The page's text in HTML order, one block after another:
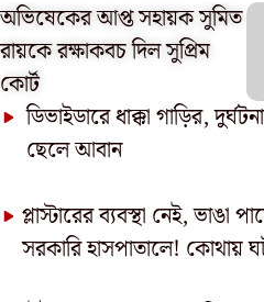
অভিষেকের আপ্ত সহায়ক সুমিত
রায়কে রক্ষাকবচ দিল সুপ্রিম
কোর্ট
ডিভাইডারে ধাক্কা গাড়ির,
ছেলে আবান
প্লাস্টারের ব্যবস্থা নেই, ভাঙা
সরকারি হাসপাতালে! কোথায়